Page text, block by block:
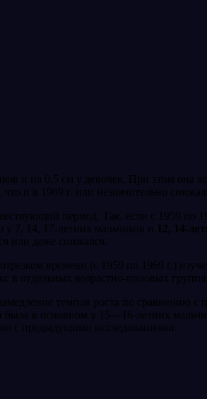
и на 0,5 см у девочек. При этом она
и в 1969 г. или незначительно
период. Так, если с 1959 по
у 7, 14, 17-летних мальчиков и 12, 14-
или даже снижался.
времени (с 1959 по 1969 г.)
в отдельных возрастно-половых
темпов роста по сравнению
в основном у 15—16-летних
с предыдущими исследованиями.